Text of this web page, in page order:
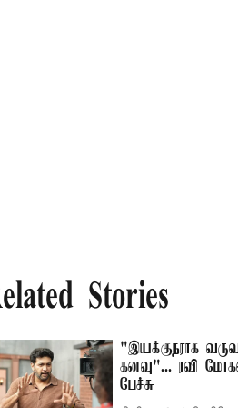
Stories
"இயக்குநராக
கனவு"... ரவி
பேச்சு